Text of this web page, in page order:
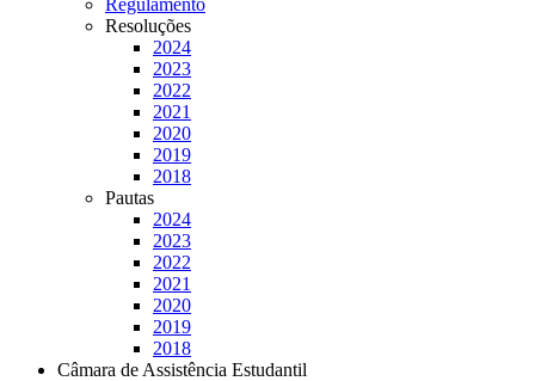
Regulamento
Resoluções
2024
2023
2022
2021
2020
2019
2018
Pautas
2024
2023
2022
2021
2020
2019
2018
Câmara de Assistência Estudantil